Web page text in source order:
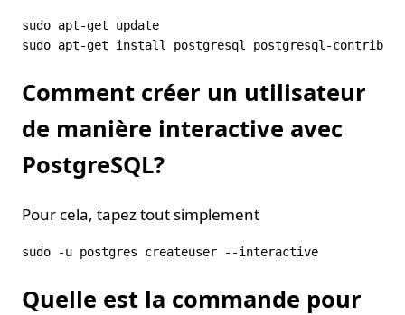
sudo apt-get update
Comment créer un utilisateur
de manière interactive avec
PostgreSQL?
Pour cela, tapez tout simplement
Quelle est la commande pour